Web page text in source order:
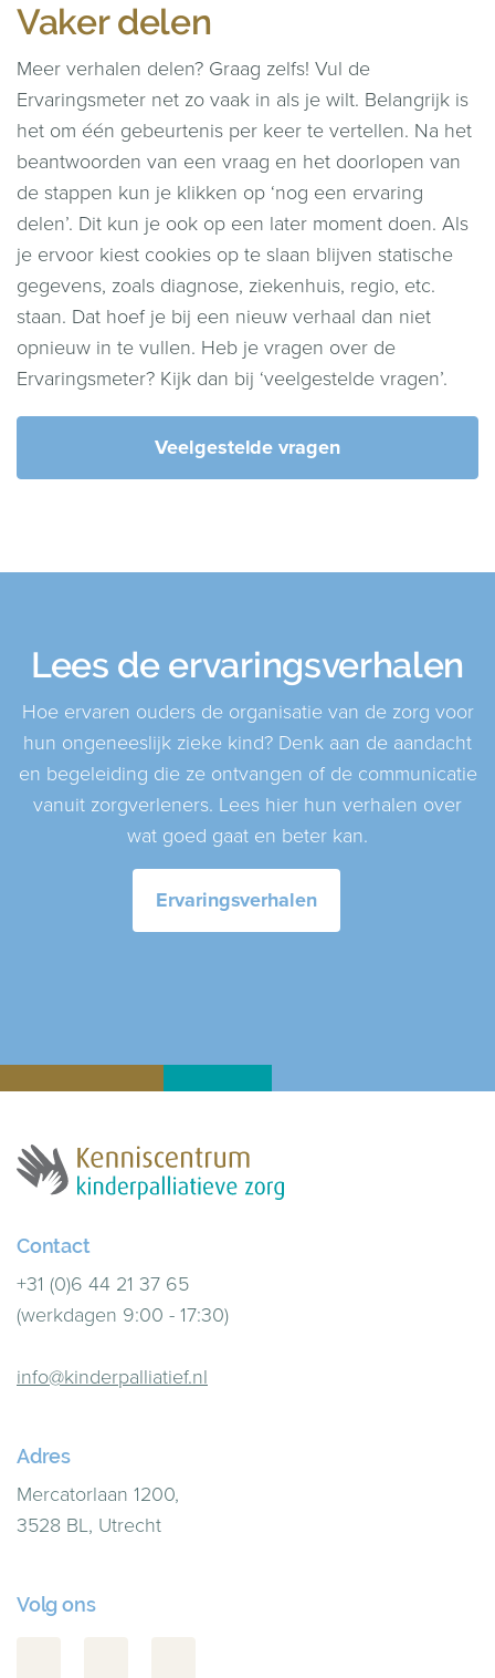
Vaker delen
Meer verhalen delen? Graag zelfs! Vul de
Ervaringsmeter net zo vaak in als je wilt. Belangrijk is
het om één gebeurtenis per keer te vertellen. Na het
beantwoorden van een vraag en het doorlopen van
de stappen kun je klikken op ‘nog een ervaring
delen’. Dit kun je ook op een later moment doen. Als
je ervoor kiest cookies op te slaan blijven statische
gegevens, zoals diagnose, ziekenhuis, regio, etc.
staan. Dat hoef je bij een nieuw verhaal dan niet
opnieuw in te vullen. Heb je vragen over de
Ervaringsmeter? Kijk dan bij ‘veelgestelde vragen’.
Veelgestelde vragen
Lees de ervaringsverhalen
Hoe ervaren ouders de organisatie van de zorg voor
hun ongeneeslijk zieke kind? Denk aan de aandacht
en begeleiding die ze ontvangen of de communicatie
vanuit zorgverleners. Lees hier hun verhalen over
wat goed gaat en beter kan.
Ervaringsverhalen
Contact
+31 (0)6 44 21 37 65
(werkdagen 9:00 - 17:30)
info@kinderpalliatief.nl
Adres
Mercatorlaan 1200,
3528 BL, Utrecht
Volg ons